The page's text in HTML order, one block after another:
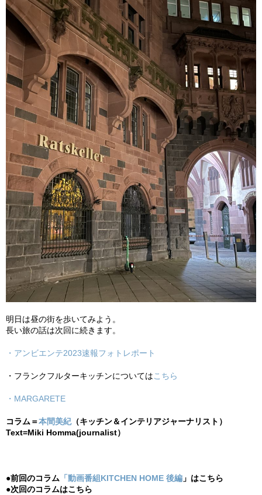
明日は昼の街を歩いてみよう。
長い旅の話は次回に続きます。
・アンビエンテ2023速報フォトレポート
・フランクフルターキッチンについてはこちら
・MARGARETE
コラム＝本間美紀（キッチン＆インテリアジャーナリスト）
Text=Miki Homma(journalist）
●前回のコラム 「動画番組KITCHEN HOME 後編 」はこちら
●次回のコラムはこちら